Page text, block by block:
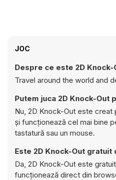
JOC
Despre ce este 2D Knock-
Travel around the world and
Putem juca 2D Knock-Out
Nu, 2D Knock-Out este
și funcționează cel mai bine
tastatură sau un mouse.
Este 2D Knock-Out gratuit
Da, 2D Knock-Out este
funcționează direct din